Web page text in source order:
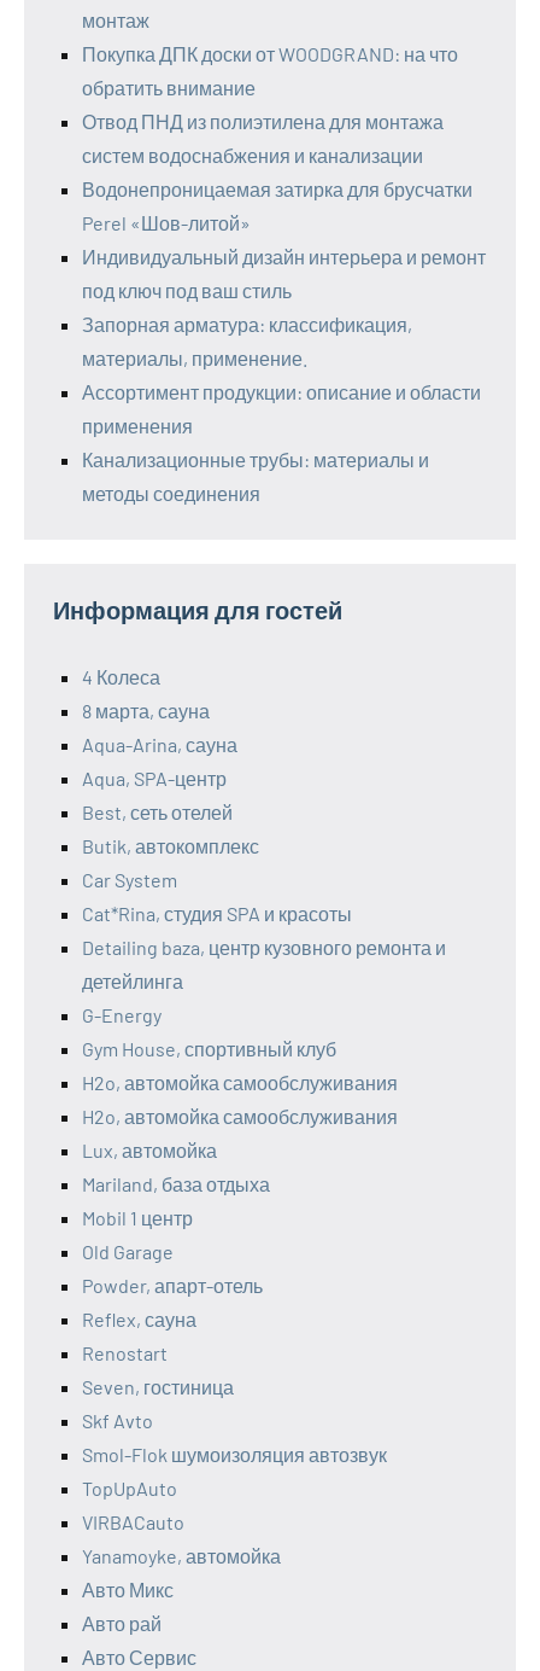
монтаж
Покупка ДПК доски от WOODGRAND: на что
обратить внимание
Отвод ПНД из полиэтилена для монтажа
систем водоснабжения и канализации
Водонепроницаемая затирка для брусчатки
Perel «Шов-литой»
Индивидуальный дизайн интерьера и ремонт
под ключ под ваш стиль
Запорная арматура: классификация,
материалы, применение.
Ассортимент продукции: описание и области
применения
Канализационные трубы: материалы и
методы соединения
Информация для гостей
4 Колеса
8 марта, сауна
Aqua-Arina, сауна
Aqua, SPA-центр
Best, сеть отелей
Butik, автокомплекс
Car System
Cat*Rina, студия SPA и красоты
Detailing baza, центр кузовного ремонта и
детейлинга
G-Energy
Gym House, спортивный клуб
H2o, автомойка самообслуживания
H2o, автомойка самообслуживания
Lux, автомойка
Mariland, база отдыха
Mobil 1 центр
Old Garage
Powder, апарт-отель
Reflex, сауна
Renostart
Seven, гостиница
Skf Avto
Smol-Flok шумоизоляция автозвук
TopUpAuto
VIRBACauto
Yanamoyke, автомойка
Авто Микс
Авто рай
Авто Сервис